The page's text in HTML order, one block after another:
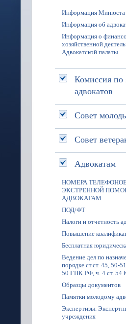
Информация Минюста
Информация об
Информация о
хозяйственной
Адвокатской палаты
Комиссия по
адвокатов
Совет
Совет
Адвокатам
НОМЕРА
ЭКСТРЕННОЙ
АДВОКАТАМ
ПОД/ФТ
Налоги и отчетность
Повышение
Бесплатная
Ведение дел по
порядке ст.ст. 45, 50-
50 ГПК РФ, ч. 4 ст.
Образцы документов
Памятки молодому
Экспертизы.
учреждения